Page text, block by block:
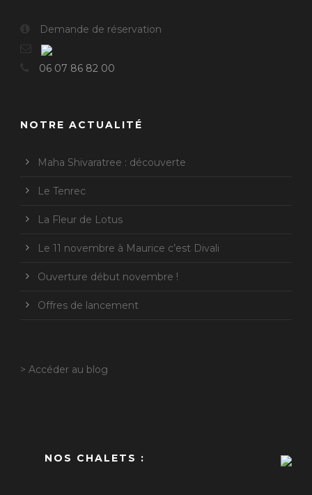
Demande de réservation
06 07 86 82 00
NOTRE ACTUALITÉ
Maha Shivaratree : découverte
Le Tenrec
La Fleur de Lotus
Le 11 novembre à Maurice c’est Divali
Ouverture début novembre !
Offres de lancement
> Accéder au blog
NOS CHALETS :